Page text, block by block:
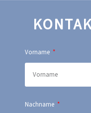
Vorname
Nachname